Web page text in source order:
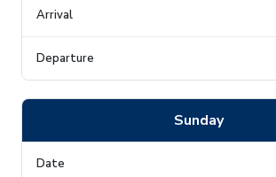
Sunday